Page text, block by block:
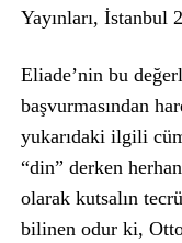
Yayınları, İstanbul
Eliade’nin bu
başvurmasından
yukarıdaki ilgili
“din” derken
olarak kutsalın
bilinen odur ki,